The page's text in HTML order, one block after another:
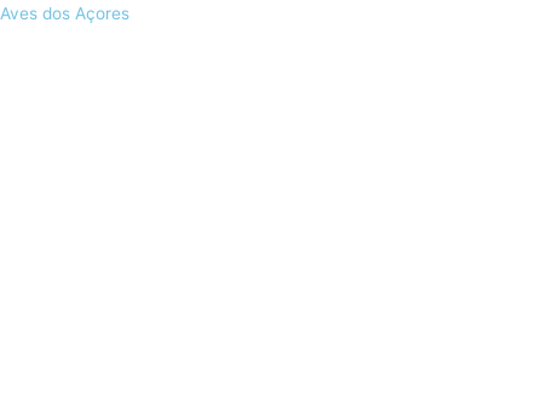
Skip
Aves dos Açores